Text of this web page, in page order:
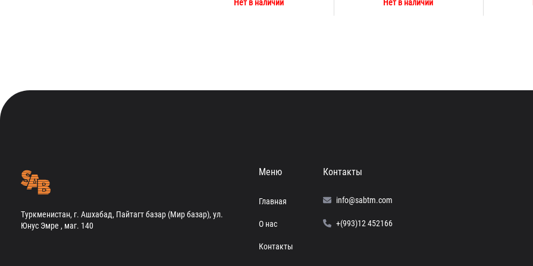
Нет в наличии Нет в наличии
Туркменистан, г. Ашхабад, Пайтагт базар (Мир базар), ул.
Юнус Эмре , маг. 140
Меню
Главная
О нас
Контакты
Контакты
info@sabtm.com
+(993)12 452166